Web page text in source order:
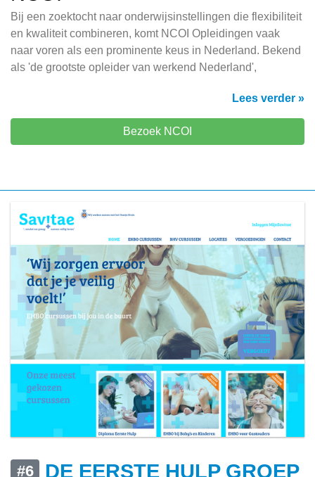
Bij een zoektocht naar onderwijsinstellingen die flexibiliteit
en kwaliteit combineren, komt NCOI Opleidingen vaak
naar voren als een prominente keus in Nederland. Bekend
als 'de grootste opleider van werkend Nederland',
Lees verder »
Bezoek NCOI
#6 DE EERSTE HULP GROEP